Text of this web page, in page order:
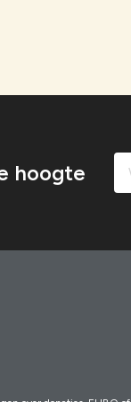
hoogte